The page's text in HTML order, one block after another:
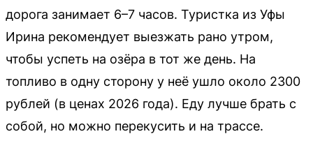
дорога занимает 6–7 часов. Туристка из Уфы
Ирина рекомендует выезжать рано утром,
чтобы успеть на озёра в тот же день. На
топливо в одну сторону у неё ушло около 2300
рублей (в ценах 2026 года). Еду лучше брать с
собой, но можно перекусить и на трассе.